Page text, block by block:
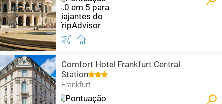
Comfort Hotel Frankfurt Central
Station
Frankfurt